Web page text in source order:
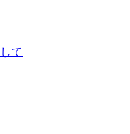
て